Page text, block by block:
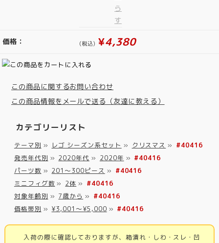
価格： (税込) ¥4,380
この商品に関するお問い合わせ
この商品情報をメールで送る（友達に教える）
カテゴリーリスト
テーマ別 » レゴ シーズン系セット » クリスマス » #40416
発売年代別 » 2020年代 » 2020年 » #40416
パーツ数 » 201～300ピース » #40416
ミニフィグ数 » 2体 » #40416
対象年齢別 » 7歳から » #40416
価格帯別 » ¥3,001～¥5,000 » #40416
入荷の際に確認しておりますが、箱潰れ・しわ・スレ・凹